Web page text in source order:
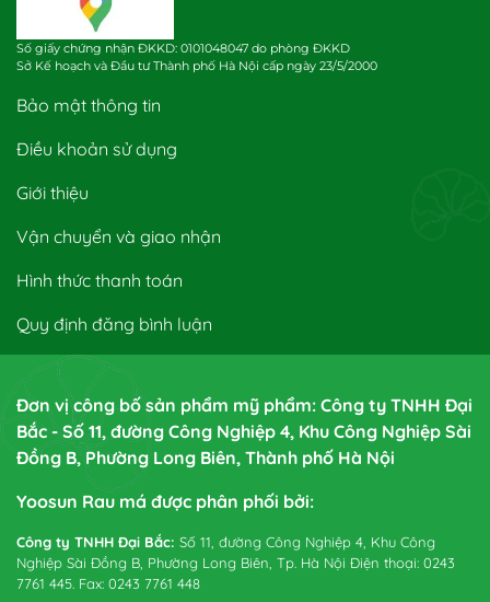
Số giấy chứng nhận ĐKKD: 0101048047 do phòng ĐKKD
Sở Kế hoạch và Đầu tư Thành phố Hà Nội cấp ngày 23/5/2000
Bảo mật thông tin
Điều khoản sử dụng
Giới thiệu
Vận chuyển và giao nhận
Hình thức thanh toán
Quy định đăng bình luận
Đơn vị công bố sản phẩm mỹ phẩm: Công ty TNHH Đại
Bắc - Số 11, đường Công Nghiệp 4, Khu Công Nghiệp Sài
Đồng B, Phường Long Biên, Thành phố Hà Nội
Yoosun Rau má được phân phối bởi:
Công ty TNHH Đại Bắc: Số 11, đường Công Nghiệp 4, Khu Công
Nghiệp Sài Đồng B, Phường Long Biên, Tp. Hà Nội Điện thoại: 0243
7761 445. Fax: 0243 7761 448